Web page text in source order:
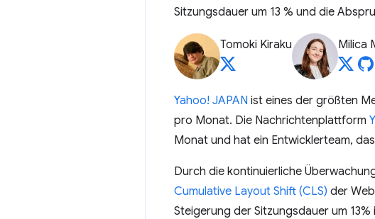
Sitzungsdauer um 13 % und die
Tomoki Kiraku Milica
Yahoo! JAPAN ist eines der größten
pro Monat. Die Nachrichtenplattform
Monat und hat ein Entwicklerteam,
Durch die kontinuierliche
Cumulative Layout Shift (CLS) der
Steigerung der Sitzungsdauer um